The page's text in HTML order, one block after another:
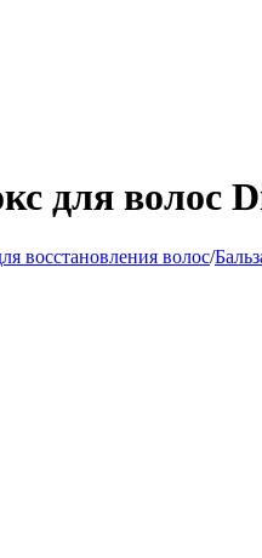
для волос
восстановления волос/